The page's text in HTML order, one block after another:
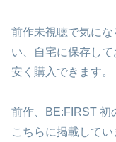
前作未視聴で気に
い、自宅に保存し
安く購入できます。
前作、BE:FIRST 初
こちらに掲載してい